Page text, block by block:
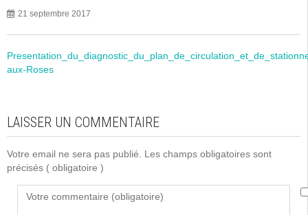
21 septembre 2017
aux-Roses
LAISSER UN COMMENTAIRE
Votre email ne sera pas publié. Les champs obligatoires sont
précisés ( obligatoire )